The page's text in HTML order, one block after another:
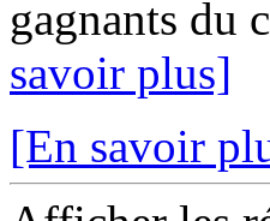
gagnants du
savoir plus]
[En savoir